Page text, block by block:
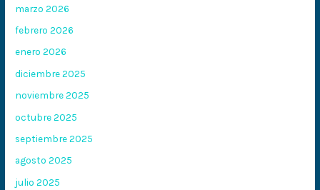
marzo 2026
febrero 2026
enero 2026
diciembre 2025
noviembre 2025
octubre 2025
septiembre 2025
agosto 2025
julio 2025